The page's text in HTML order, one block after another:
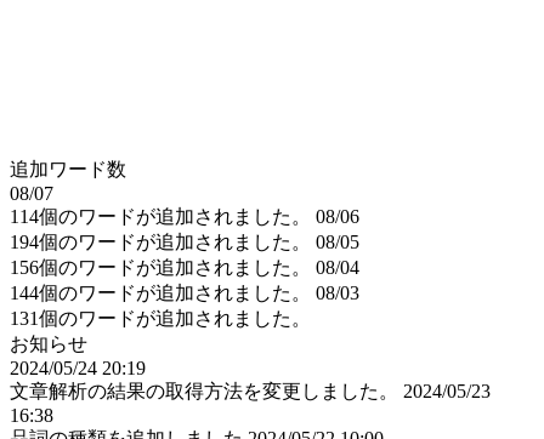
追加ワード数
08/07
114個のワードが追加されました。
08/06
194個のワードが追加されました。
08/05
156個のワードが追加されました。
08/04
144個のワードが追加されました。
08/03
131個のワードが追加されました。
お知らせ
2024/05/24 20:19
文章解析の結果の取得方法を変更しました。
2024/05/23
16:38